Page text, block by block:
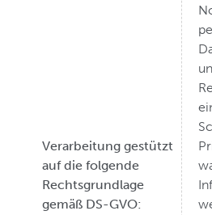
Verarbeitung gestützt
auf die folgende
Rechtsgrundlage
gemäß DS-GVO: